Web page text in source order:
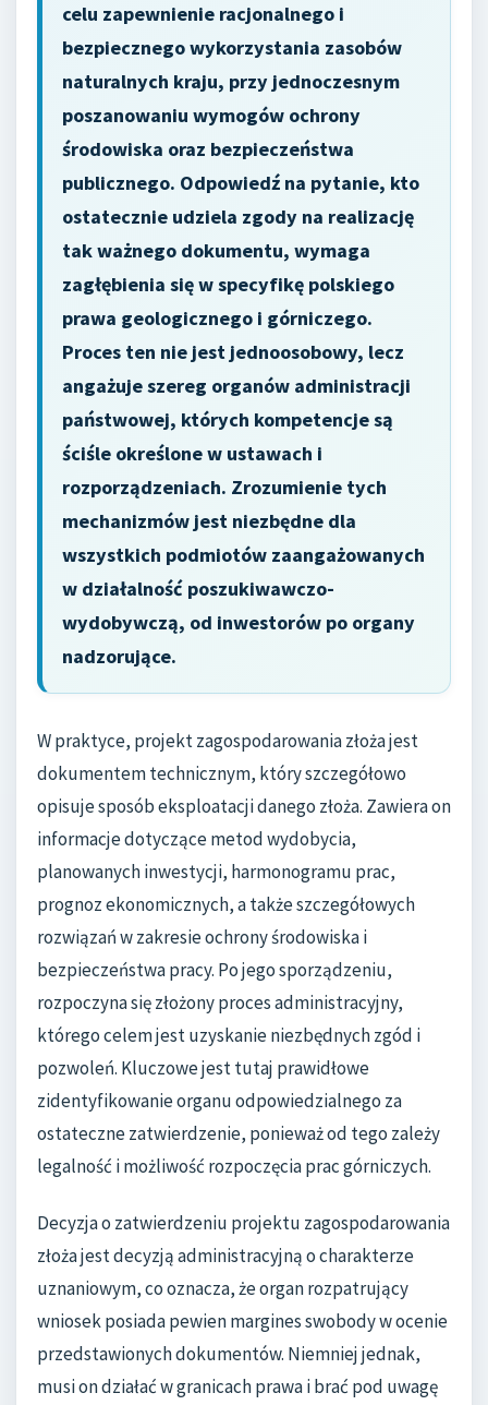
celu zapewnienie racjonalnego i
bezpiecznego wykorzystania zasobów
naturalnych kraju, przy jednoczesnym
poszanowaniu wymogów ochrony
środowiska oraz bezpieczeństwa
publicznego. Odpowiedź na pytanie, kto
ostatecznie udziela zgody na realizację
tak ważnego dokumentu, wymaga
zagłębienia się w specyfikę polskiego
prawa geologicznego i górniczego.
Proces ten nie jest jednoosobowy, lecz
angażuje szereg organów administracji
państwowej, których kompetencje są
ściśle określone w ustawach i
rozporządzeniach. Zrozumienie tych
mechanizmów jest niezbędne dla
wszystkich podmiotów zaangażowanych
w działalność poszukiwawczo-
wydobywczą, od inwestorów po organy
nadzorujące.
W praktyce, projekt zagospodarowania złoża jest
dokumentem technicznym, który szczegółowo
opisuje sposób eksploatacji danego złoża. Zawiera on
informacje dotyczące metod wydobycia,
planowanych inwestycji, harmonogramu prac,
prognoz ekonomicznych, a także szczegółowych
rozwiązań w zakresie ochrony środowiska i
bezpieczeństwa pracy. Po jego sporządzeniu,
rozpoczyna się złożony proces administracyjny,
którego celem jest uzyskanie niezbędnych zgód i
pozwoleń. Kluczowe jest tutaj prawidłowe
zidentyfikowanie organu odpowiedzialnego za
ostateczne zatwierdzenie, ponieważ od tego zależy
legalność i możliwość rozpoczęcia prac górniczych.
Decyzja o zatwierdzeniu projektu zagospodarowania
złoża jest decyzją administracyjną o charakterze
uznaniowym, co oznacza, że organ rozpatrujący
wniosek posiada pewien margines swobody w ocenie
przedstawionych dokumentów. Niemniej jednak,
musi on działać w granicach prawa i brać pod uwagę